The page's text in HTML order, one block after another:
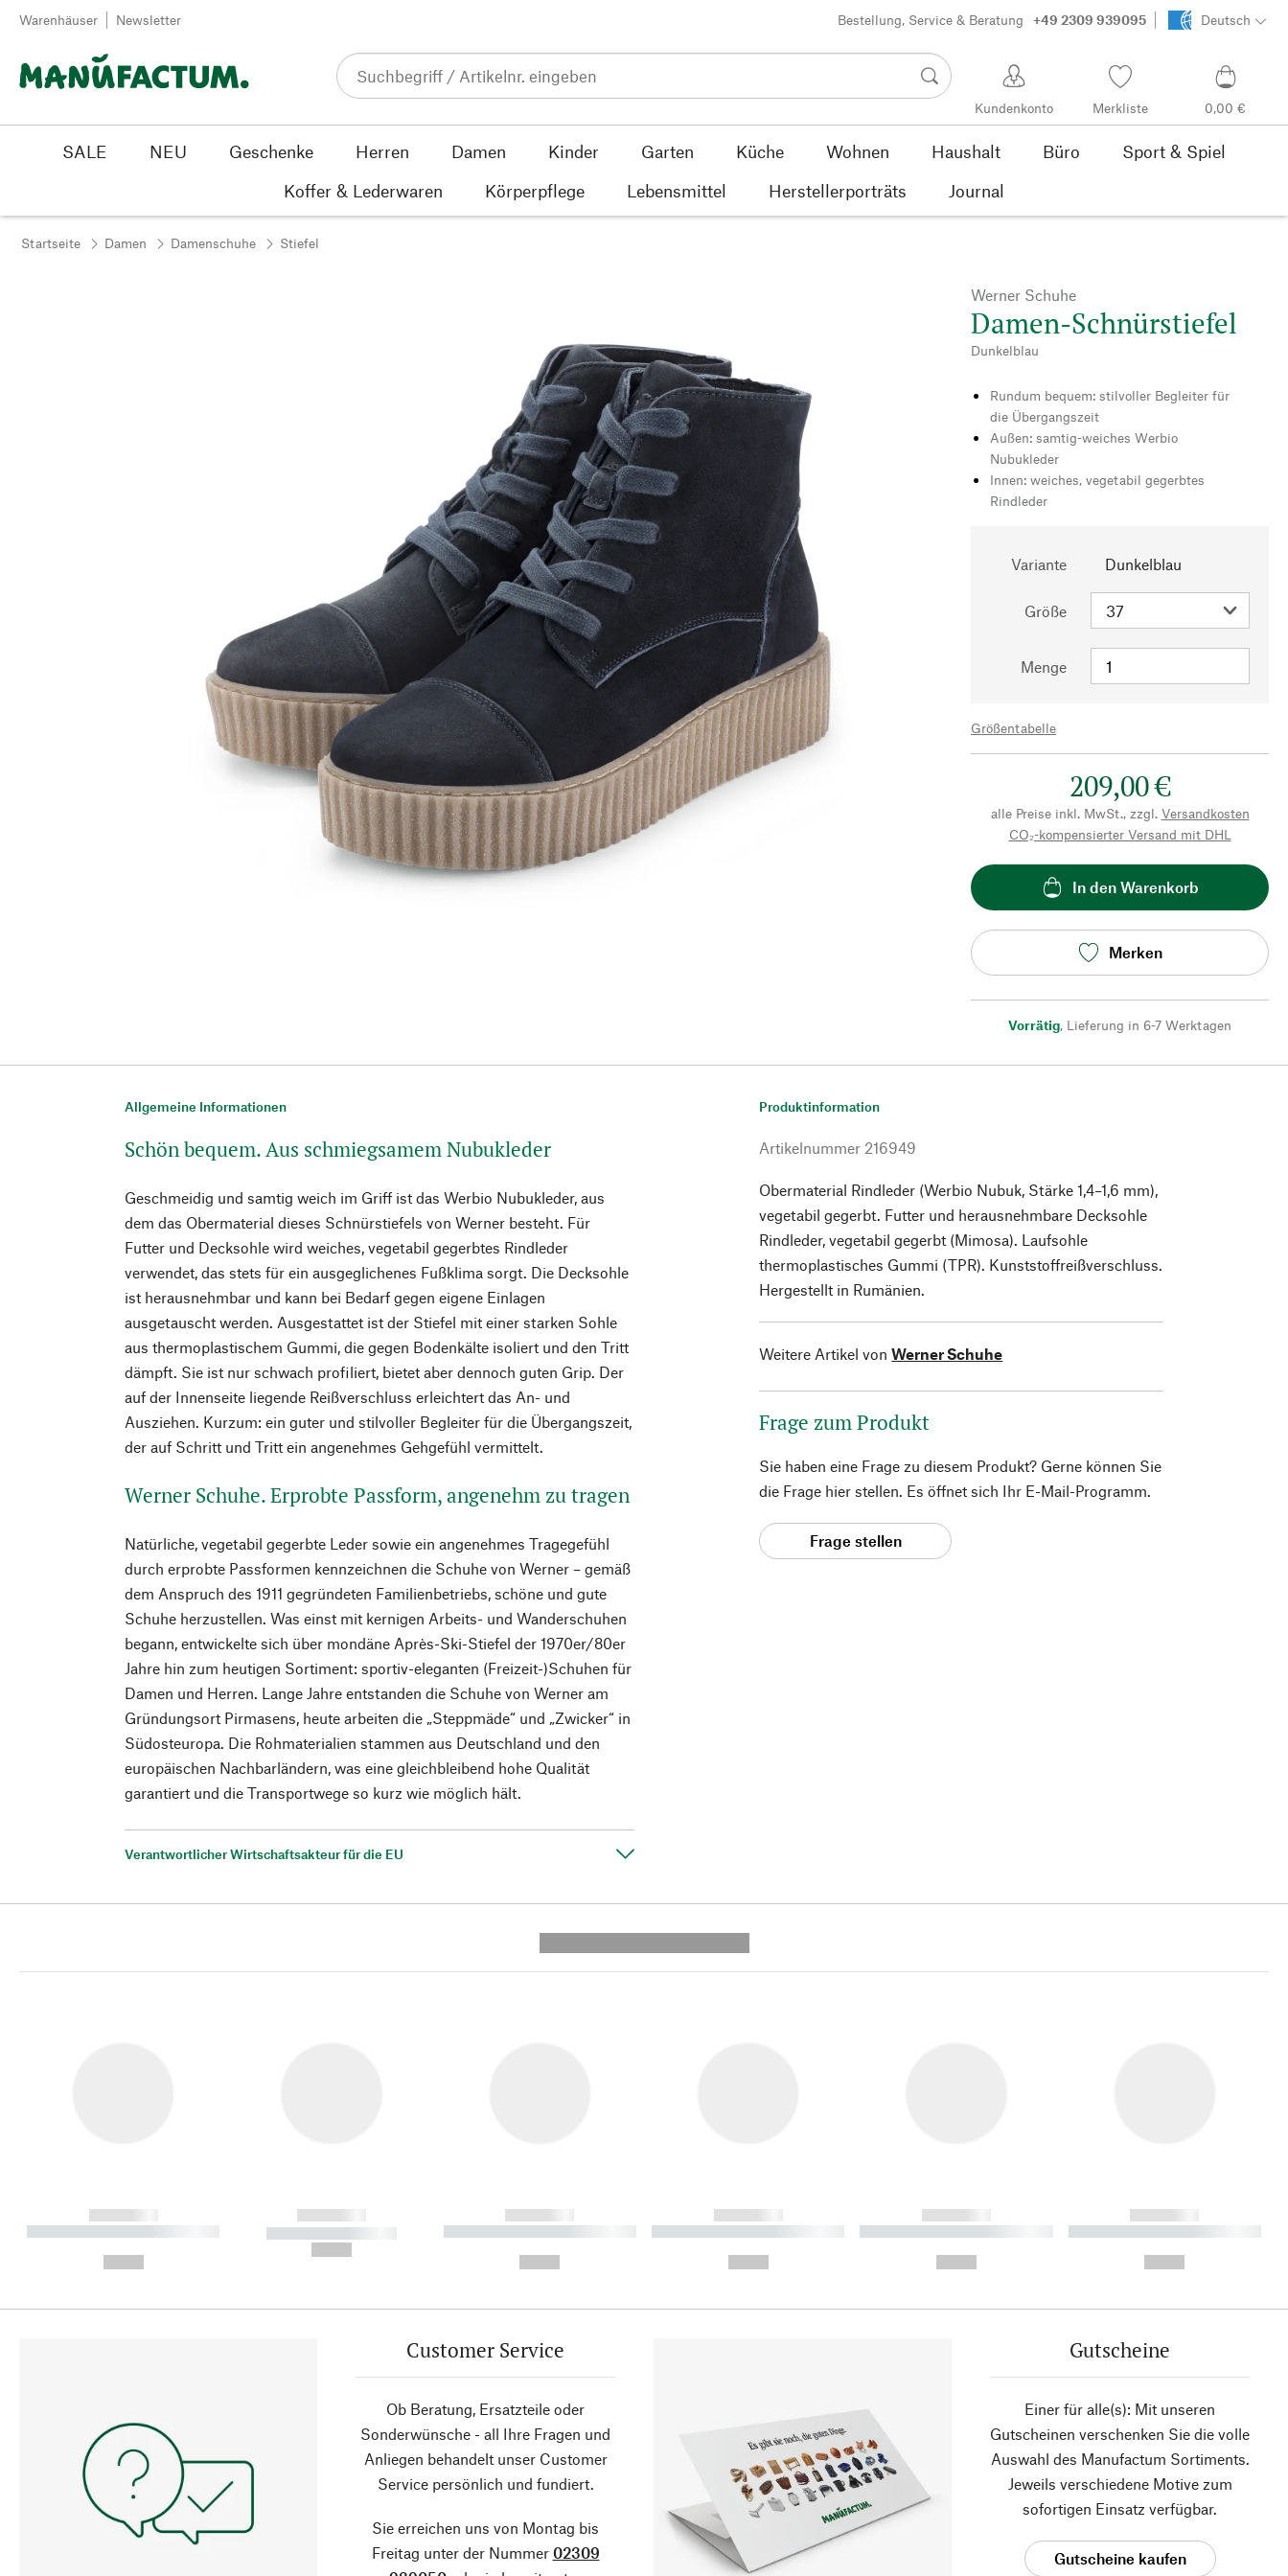
Zum Inhalt springen
Warenhäuser Newsletter Bestellung, Service & Beratung +49 2309 939095 Deutsch
Kundenkonto Merkliste 0,00 €
SALE NEU Geschenke Herren Damen Kinder Garten Küche Wohnen Haushalt Büro
Sport & Spiel
Koffer & Lederwaren
Körperpflege Lebensmittel Herstellerporträts Journal
Startseite Damen Damenschuhe Stiefel
Werner Schuhe
Damen-Schnürstiefel
Dunkelblau
Rundum bequem: stilvoller Begleiter für
die Übergangszeit
Außen: samtig-weiches Werbio
Nubukleder
Innen: weiches, vegetabil gegerbtes
Rindleder
Variante Dunkelblau
Größe
Menge
Größentabelle
209,00 €
alle Preise inkl. MwSt., zzgl. Versandkosten
CO₂-kompensierter Versand mit DHL
In den Warenkorb
Merken
Vorrätig, Lieferung in 6-7 Werktagen
Allgemeine Informationen
Schön bequem. Aus schmiegsamem Nubukleder
Geschmeidig und samtig weich im Griff ist das Werbio Nubukleder, aus
dem das Obermaterial dieses Schnürstiefels von Werner besteht. Für
Futter und Decksohle wird weiches, vegetabil gegerbtes Rindleder
verwendet, das stets für ein ausgeglichenes Fußklima sorgt. Die Decksohle
ist herausnehmbar und kann bei Bedarf gegen eigene Einlagen
ausgetauscht werden. Ausgestattet ist der Stiefel mit einer starken Sohle
aus thermoplastischem Gummi, die gegen Bodenkälte isoliert und den Tritt
dämpft. Sie ist nur schwach profiliert, bietet aber dennoch guten Grip. Der
auf der Innenseite liegende Reißverschluss erleichtert das An- und
Ausziehen. Kurzum: ein guter und stilvoller Begleiter für die Übergangszeit,
der auf Schritt und Tritt ein angenehmes Gehgefühl vermittelt.
Werner Schuhe. Erprobte Passform, angenehm zu tragen
Natürliche, vegetabil gegerbte Leder sowie ein angenehmes Tragegefühl
durch erprobte Passformen kennzeichnen die Schuhe von Werner – gemäß
dem Anspruch des 1911 gegründeten Familienbetriebs, schöne und gute
Schuhe herzustellen. Was einst mit kernigen Arbeits- und Wanderschuhen
begann, entwickelte sich über mondäne Après-Ski-Stiefel der 1970er/80er
Jahre hin zum heutigen Sortiment: sportiv-eleganten (Freizeit-)Schuhen für
Damen und Herren. Lange Jahre entstanden die Schuhe von Werner am
Gründungsort Pirmasens, heute arbeiten die „Steppmäde“ und „Zwicker“ in
Südosteuropa. Die Rohmaterialien stammen aus Deutschland und den
europäischen Nachbarländern, was eine gleichbleibend hohe Qualität
garantiert und die Transportwege so kurz wie möglich hält.
Verantwortlicher Wirtschaftsakteur für die EU
Produktinformation
Artikelnummer 216949
Obermaterial Rindleder (Werbio Nubuk, Stärke 1,4–1,6 mm),
vegetabil gegerbt. Futter und herausnehmbare Decksohle
Rindleder, vegetabil gegerbt (Mimosa). Laufsohle
thermoplastisches Gummi (TPR). Kunststoffreißverschluss.
Hergestellt in Rumänien.
Weitere Artikel von Werner Schuhe
Frage zum Produkt
Sie haben eine Frage zu diesem Produkt? Gerne können Sie
die Frage hier stellen. Es öffnet sich Ihr E-Mail-Programm.
Frage stellen
------------
----------- ----------- ----------
------------
----------- -----------
------------
----------- ----------- ----------
------------
----------- ----------- ----------
------------
----------- ----------- ----------
------------
----------- ----------- ----------
Customer Service
Ob Beratung, Ersatzteile oder
Sonderwünsche - all Ihre Fragen und
Anliegen behandelt unser Customer
Service persönlich und fundiert.
Sie erreichen uns von Montag bis
Freitag unter der Nummer 02309
Gutscheine
Einer für alle(s): Mit unseren
Gutscheinen verschenken Sie die volle
Auswahl des Manufactum Sortiments.
Jeweils verschiedene Motive zum
sofortigen Einsatz verfügbar.
Gutscheine kaufen